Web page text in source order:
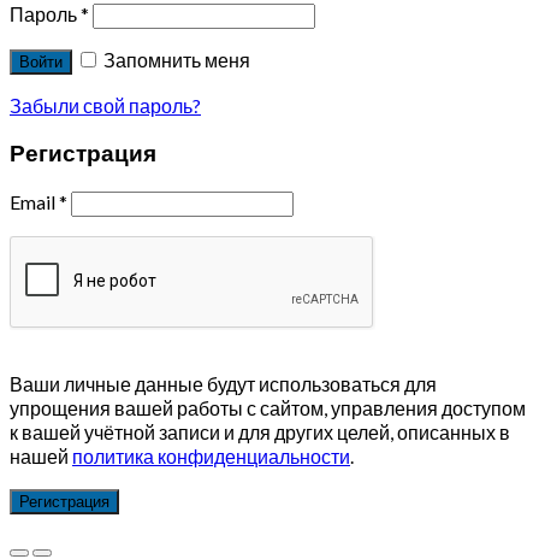
Пароль*
Войти
Запомнить меня
Забыли свой пароль?
Регистрация
Email*
Ваши личные данные будут использоваться для
упрощения вашей работы с сайтом, управления доступом
к вашей учётной записи и для других целей, описанных в
нашей политика конфиденциальности.
Регистрация